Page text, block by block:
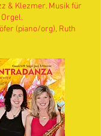
& Klezmer. Musik für
(piano/org), Ruth